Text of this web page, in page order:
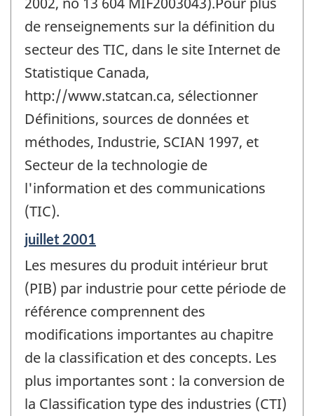
de renseignements sur la définition du
secteur des TIC, dans le site Internet de
Statistique Canada,
http://www.statcan.ca, sélectionner
Définitions, sources de données et
méthodes, Industrie, SCIAN 1997, et
Secteur de la technologie de
l'information et des communications
(TIC).
Période
référence
de
changement
-
juillet 2001
Les mesures du produit intérieur brut
(PIB) par industrie pour cette période de
référence comprennent des
modifications importantes au chapitre
de la classification et des concepts. Les
plus importantes sont : la conversion de
la Classification type des industries (CTI)